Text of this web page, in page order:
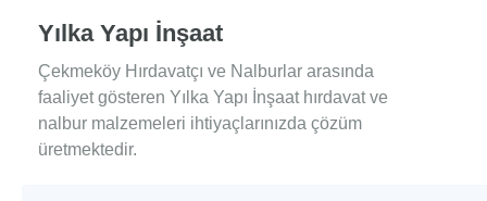
Yılka Yapı İnşaat
Çekmeköy Hırdavatçı ve Nalburlar arasında
faaliyet gösteren Yılka Yapı İnşaat hırdavat ve
nalbur malzemeleri ihtiyaçlarınızda çözüm
üretmektedir.